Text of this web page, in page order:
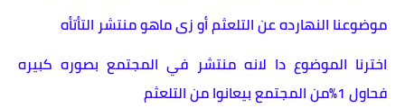
موضوعنا النهارده عن التلعثم أو زى ماهو منتشر التأتأه
اخترنا الموضوع دا لانه منتشر في المجتمع بصوره كبيره
فحاول 1%من المجتمع بيعانوا من التلعثم